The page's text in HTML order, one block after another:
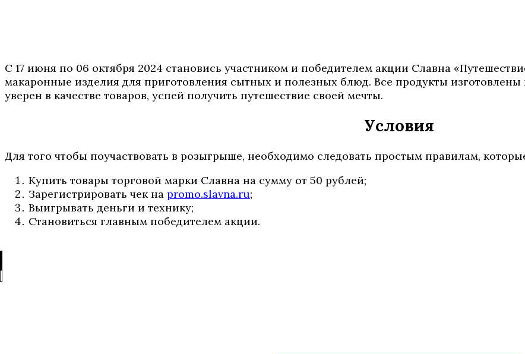
С 17 июня по 06 октября 2024 становись участником и победителем акции Славна
макаронные изделия для приготовления сытных и полезных блюд. Все продукты изготовлены
уверен в качестве товаров, успей получить путешествие своей мечты.
Условия
Для того чтобы поучаствовать в розыгрыше, необходимо следовать простым правилам,
Купить товары торговой марки Славна на сумму от 50 рублей;
Зарегистрировать чек на promo.slavna.ru;
Выигрывать деньги и технику;
Становиться главным победителем акции.